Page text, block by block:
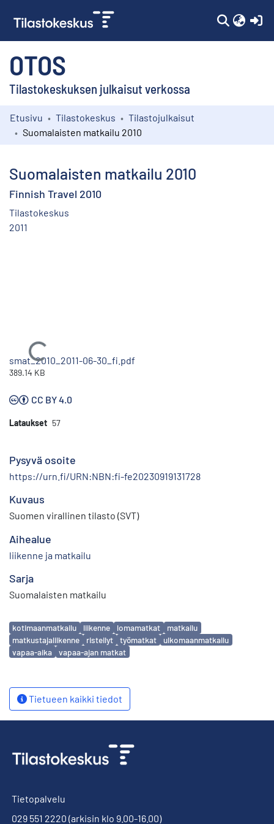
OTOS
Tilastokeskuksen julkaisut verkossa
Kokoelmat
Etusivu Tilastokeskus
Tilastojulkaisut
Suomalaisten matkailu 2010
Suomalaisten matkailu 2010
Finnish Travel 2010
Tilastokeskus
2011
Ladataan...
smat_2010_2011-06-30_fi.pdf
389.14 KB
CC BY 4.0
Lataukset 57
Pysyvä osoite
https://urn.fi/URN:NBN:fi-fe20230919131728
Kuvaus
Suomen virallinen tilasto (SVT)
Aihealue
liikenne ja matkailu
Sarja
Suomalaisten matkailu
Avainsanat
kotimaanmatkailu liikenne lomamatkat
matkailu
matkustajaliikenne
risteilyt työmatkat
ulkomaanmatkailu
vapaa-aika
vapaa-ajan matkat
Tietueen kaikki tiedot
Tietopalvelu
029 551 2220 (arkisin klo 9.00-16.00)